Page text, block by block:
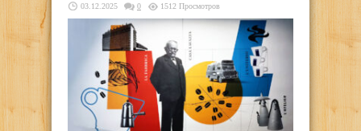
03.12.2025 0 1512 Просмотров